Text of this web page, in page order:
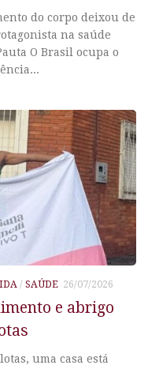
do corpo deixou de
na saúde
O Brasil ocupa o
/ SAÚDE 26/07/2026
e abrigo
uma casa está